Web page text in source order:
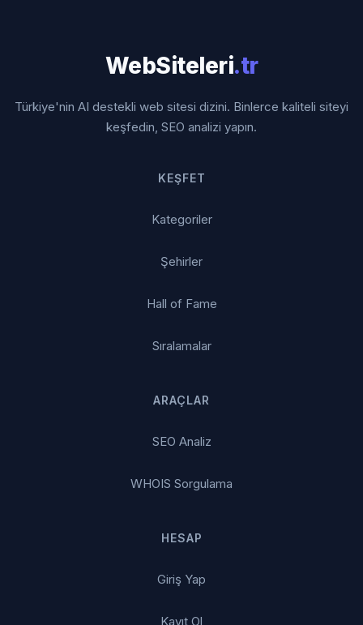
WebSiteleri.tr
Türkiye'nin AI destekli web sitesi dizini. Binlerce kaliteli siteyi
keşfedin, SEO analizi yapın.
KEŞFET
Kategoriler
Şehirler
Hall of Fame
Sıralamalar
ARAÇLAR
SEO Analiz
WHOIS Sorgulama
HESAP
Giriş Yap
Kayıt Ol